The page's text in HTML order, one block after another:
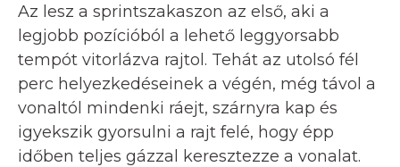
Az lesz a sprintszakaszon az első, aki a
legjobb pozícióból a lehető leggyorsabb
tempót vitorlázva rajtol. Tehát az utolsó fél
perc helyezkedéseinek a végén, még távol a
vonaltól mindenki ráejt, szárnyra kap és
igyekszik gyorsulni a rajt felé, hogy épp
időben teljes gázzal keresztezze a vonalat.